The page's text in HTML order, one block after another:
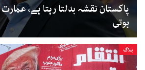
پاکستان نقشہ بدلتا رہتا ہے،
ہوتی
بلاگ